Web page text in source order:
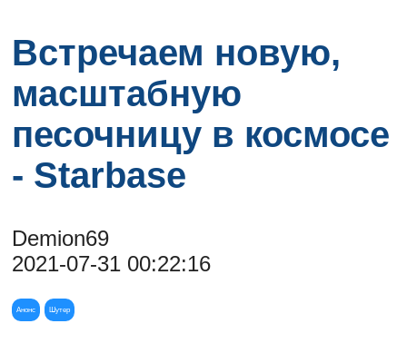
Встречаем новую,
масштабную
песочницу в космосе
- Starbase
Demion69
2021-07-31 00:22:16
Анонс Шутер